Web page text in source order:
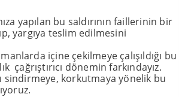
yapılan bu saldırının faillerinin bir
yargıya teslim edilmesini
içine çekilmeye çalışıldığı bu
çağrıştırıcı dönemin farkındayız.
sindirmeye, korkutmaya yönelik bu